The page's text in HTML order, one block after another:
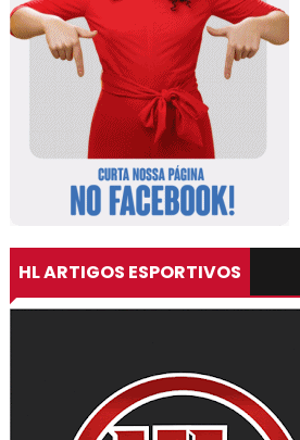
HL ARTIGOS ESPORTIVOS